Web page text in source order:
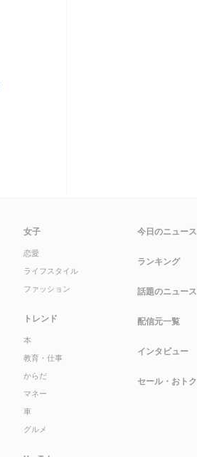
女子
恋愛
ライフスタイル
ファッション
トレンド
本
教育・仕事
からだ
マネー
車
グルメ
今日のニュース
ランキング
話題のニュース
配信元一覧
インタビュー
セール・おトク